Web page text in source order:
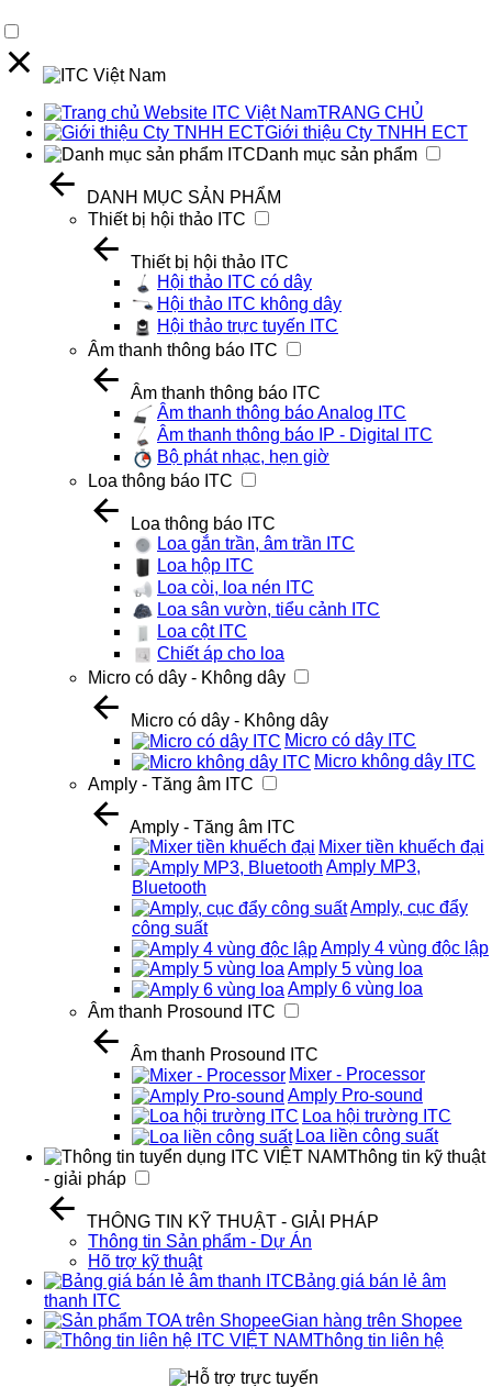
TRANG CHỦ
Giới thiệu Cty TNHH ECT
Danh mục sản phẩm
DANH MỤC SẢN PHẨM
Thiết bị hội thảo ITC
Thiết bị hội thảo ITC
Hội thảo ITC có dây
Hội thảo ITC không dây
Hội thảo trực tuyến ITC
Âm thanh thông báo ITC
Âm thanh thông báo ITC
Âm thanh thông báo Analog ITC
Âm thanh thông báo IP - Digital ITC
Bộ phát nhạc, hẹn giờ
Loa thông báo ITC
Loa thông báo ITC
Loa gắn trần, âm trần ITC
Loa hộp ITC
Loa còi, loa nén ITC
Loa sân vườn, tiểu cảnh ITC
Loa cột ITC
Chiết áp cho loa
Micro có dây - Không dây
Micro có dây - Không dây
Micro có dây ITC
Micro không dây ITC
Amply - Tăng âm ITC
Amply - Tăng âm ITC
Mixer tiền khuếch đại
Amply MP3,
Bluetooth
Amply, cục đẩy
công suất
Amply 4 vùng độc lập
Amply 5 vùng loa
Amply 6 vùng loa
Âm thanh Prosound ITC
Âm thanh Prosound ITC
Mixer - Processor
Amply Pro-sound
Loa hội trường ITC
Loa liền công suất
Thông tin kỹ thuật
- giải pháp
THÔNG TIN KỸ THUẬT - GIẢI PHÁP
Thông tin Sản phẩm - Dự Án
Hõ trợ kỹ thuật
Bảng giá bán lẻ âm
thanh ITC
Gian hàng trên Shopee
Thông tin liên hệ